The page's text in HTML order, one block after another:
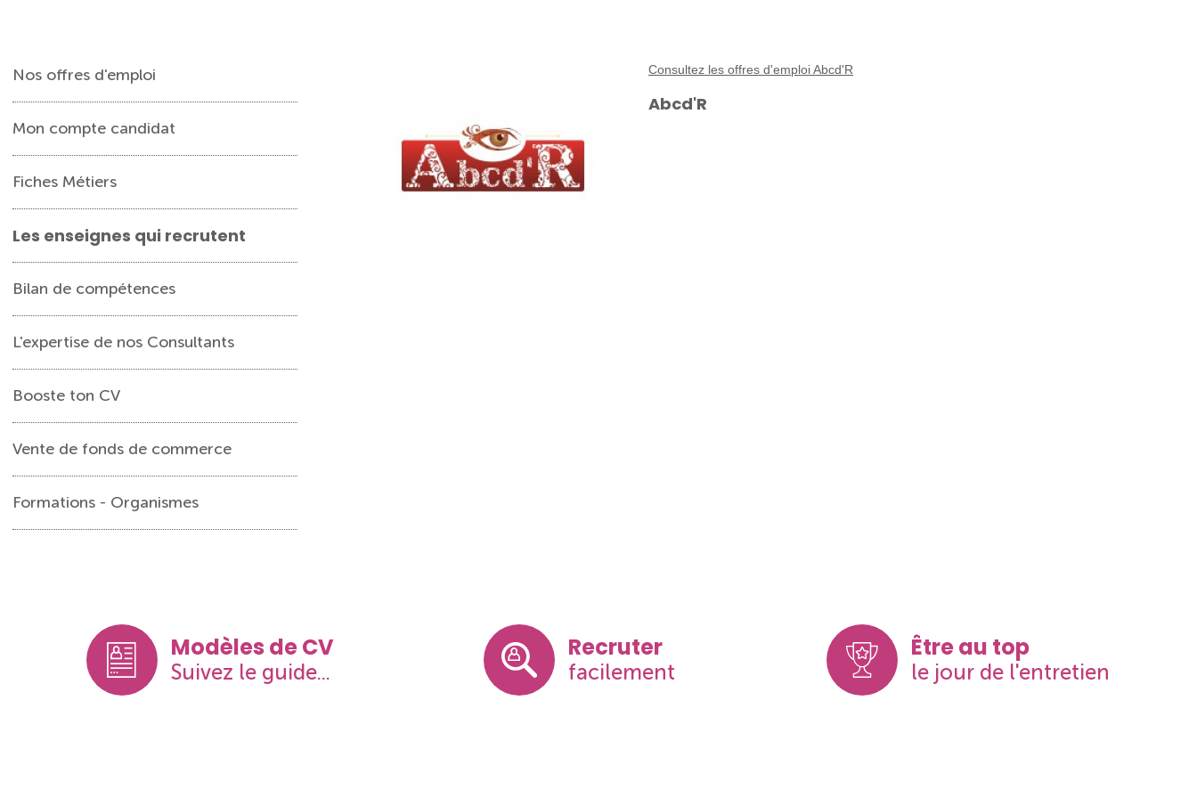
Nos offres d'emploi
Mon compte candidat
Fiches Métiers
Les enseignes qui recrutent
Bilan de compétences
L'expertise de nos Consultants
Booste ton CV
Vente de fonds de commerce
Formations - Organismes
Consultez les offres d'emploi Abcd'R
Abcd'R
Modèles de CV
Suivez le guide...
Recruter
facilement
Être au top
le jour de l'entretien